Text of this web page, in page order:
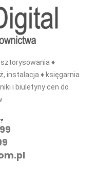
♦
instalacja ♦ księgarnia
i biuletyny cen do